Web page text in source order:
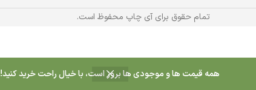
همه قیمت ها و موجودی ها بروز است، با خیال راحت خرید کنید!
تمام حقوق برای آی چاپ محفوظ است.